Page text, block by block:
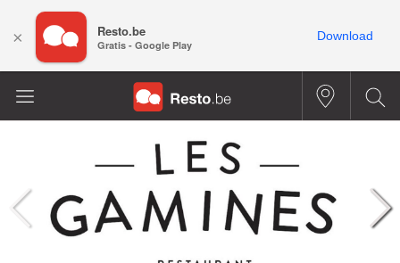
× Resto.be
Gratis - Google Play
Download